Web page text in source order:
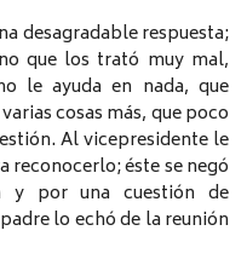
desagradable respuesta;
que los trató muy mal,
le ayuda en nada, que
cosas más, que poco
Al vicepresidente le
reconocerlo; éste se negó
y por una cuestión de
lo echó de la reunión